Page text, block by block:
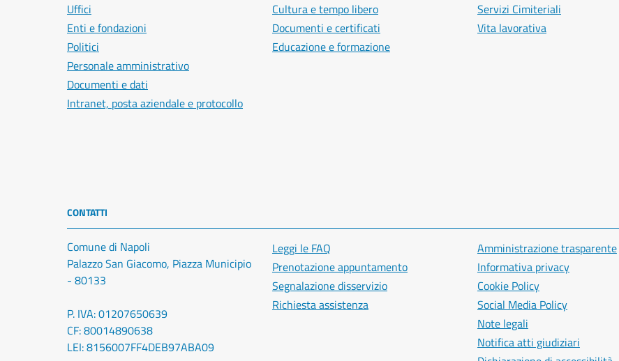
Uffici
Enti e fondazioni
Politici
Personale amministrativo
Documenti e dati
Intranet, posta aziendale e protocollo
Cultura e tempo libero
Documenti e certificati
Educazione e formazione
Servizi Cimiteriali
Vita lavorativa
CONTATTI
Comune di Napoli
Palazzo San Giacomo, Piazza Municipio
- 80133
P. IVA: 01207650639
CF: 80014890638
LEI: 8156007FF4DEB97ABA09
Leggi le FAQ
Prenotazione appuntamento
Segnalazione disservizio
Richiesta assistenza
Amministrazione trasparente
Informativa privacy
Cookie Policy
Social Media Policy
Note legali
Notifica atti giudiziari